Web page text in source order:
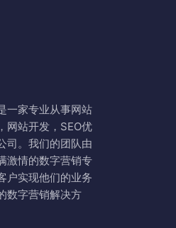
一家专业从事网站
网站开发，SEO优
司。我们的团队由
激情的数字营销专
户实现他们的业务
数字营销解决方